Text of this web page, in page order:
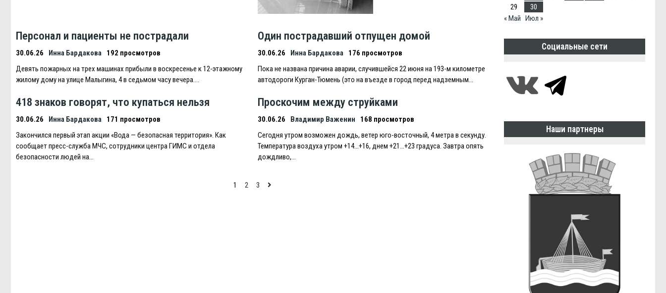
Персонал и пациенты не пострадали
30.06.26 Инна Бардакова
192 просмотров
Девять пожарных на трех машинах прибыли в воскресенье к 12-этажному
жилому дому на улице Малыгина, 4 в седьмом часу вечера….
Один пострадавший отпущен домой
30.06.26 Инна Бардакова
176 просмотров
Пока не названа причина аварии, случившейся 22 июня на 193-м километре
автодороги Курган-Тюмень (это на въезде в город перед надземным…
418 знаков говорят, что купаться нельзя
30.06.26 Инна Бардакова
171 просмотров
Закончился первый этап акции «Вода — безопасная территория». Как
сообщает пресс-служба МЧС, сотрудники центра ГИМС и отдела
безопасности людей на…
Проскочим между струйками
30.06.26 Владимир Важенин
168 просмотров
Сегодня утром возможен дождь, ветер юго-восточный, 4 метра в секунду.
Температура воздуха утром +14…+16, днем +21…+23 градуса. Завтра опять
дождливо,…
1 2 3
29
30
« Май Июл »
Социальные сети
Наши партнеры